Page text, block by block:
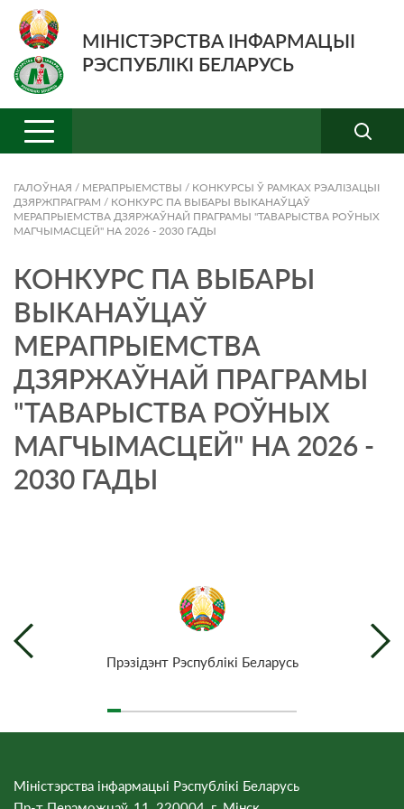
МІНІСТЭРСТВА ІНФАРМАЦЫІ
РЭСПУБЛІКІ БЕЛАРУСЬ
ГАЛОЎНАЯ / МЕРАПРЫЕМСТВЫ / КОНКУРСЫ Ў РАМКАХ РЭАЛІЗАЦЫІ
ДЗЯРЖПРАГРАМ / КОНКУРС ПА ВЫБАРЫ ВЫКАНАЎЦАЎ
МЕРАПРЫЕМСТВА ДЗЯРЖАЎНАЙ ПРАГРАМЫ "ТАВАРЫСТВА РОЎНЫХ
МАГЧЫМАСЦЕЙ" НА 2026 - 2030 ГАДЫ
КОНКУРС ПА ВЫБАРЫ
ВЫКАНАЎЦАЎ
МЕРАПРЫЕМСТВА
ДЗЯРЖАЎНАЙ ПРАГРАМЫ
"ТАВАРЫСТВА РОЎНЫХ
МАГЧЫМАСЦЕЙ" НА 2026 -
2030 ГАДЫ
Прэзiдэнт Рэспублiкi Беларусь
Міністэрства інфармацыі Рэспублікі Беларусь